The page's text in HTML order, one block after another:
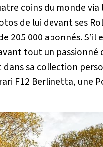
coins du monde via
de lui devant ses
205 000 abonnés.
tout un passionné
dans sa collection
F12 Berlinetta, une